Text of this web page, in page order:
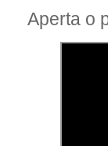
Aperta o